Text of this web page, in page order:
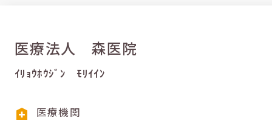
医療法人 森医院
ｲﾘｮｳﾎｳｼﾞﾝ ﾓﾘｲｲﾝ
医療機関